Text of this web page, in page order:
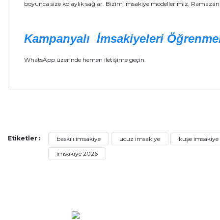
boyunca size kolaylık sağlar. Bizim imsakiye modellerimiz,
Kampanyalı İmsakiyeleri
WhatsApp üzerinde hemen iletişime geçin.
Ürün resmi kalitesiz, bozuk veya görüntülenemiyor.
Ürün açıklamasında eksik bilgiler bulunuyor.
Etiketler : baskılı imsakiye ucuz imsakiye kuşe imsakiye
imsakiye 2026